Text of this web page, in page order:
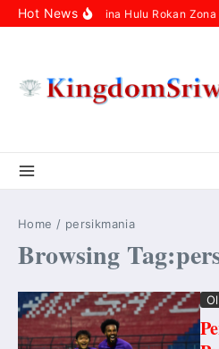
Skip to content
Hot NewsPertamina Hulu Rokan
Home / persikmania
Browsing